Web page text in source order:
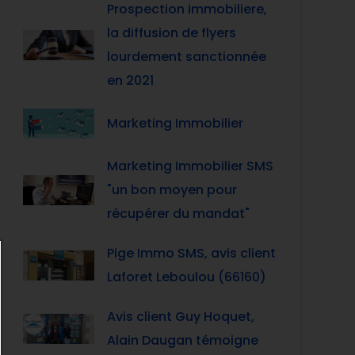
Prospection immobiliere,
la diffusion de flyers
lourdement sanctionnée
en 2021
Marketing Immobilier
Marketing Immobilier SMS
"un bon moyen pour
récupérer du mandat"
Pige Immo SMS, avis client
Laforet Leboulou (66160)
Avis client Guy Hoquet,
Alain Daugan témoigne